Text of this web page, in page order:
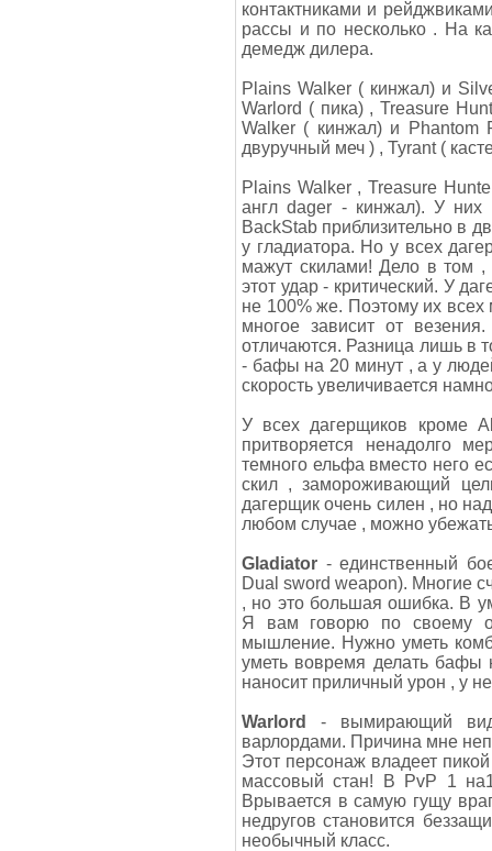
контактниками и
рассы и по несколько . На
демедж дилера.
Plains Walker ( кинжал) и
Warlord ( пика) , Treasure
Walker ( кинжал) и
двуручный меч ) , Tyrant (
Plains Walker , Treasure
англ dager - кинжал). У
BackStab приблизительно в
у гладиатора. Но у всех
мажут скилами! Дело в том ,
этот удар - критический. У
не 100% же. Поэтому их всех
многое зависит от
отличаются. Разница лишь в
- бафы на 20 минут , а у
скорость увеличивается
У всех дагерщиков кроме
притворяется ненадолго
темного ельфа вместо него
скил , замороживающий
дагерщик очень силен , но
любом случае , можно
Gladiator - единственный
Dual sword weapon). Многие
, но это большая ошибка. В
Я вам говорю по своему
мышление. Нужно уметь
уметь вовремя делать бафы
наносит приличный урон , у
Warlord
- вымирающий
варлордами. Причина мне
Этот персонаж владеет
массовый стан! В PvP 1
Врывается в самую гущу
недругов становится
необычный класс.